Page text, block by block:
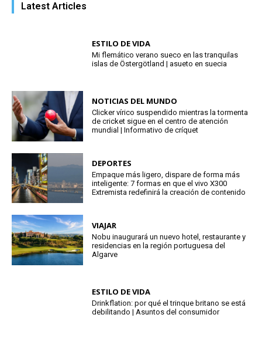
Latest Articles
ESTILO DE VIDA
Mi flemático verano sueco en las tranquilas
islas de Östergötland | asueto en suecia
NOTICIAS DEL MUNDO
Clicker vírico suspendido mientras la tormenta
de cricket sigue en el centro de atención
mundial | Informativo de críquet
DEPORTES
Empaque más ligero, dispare de forma más
inteligente: 7 formas en que el vivo X300
Extremista redefinirá la creación de contenido
VIAJAR
Nobu inaugurará un nuevo hotel, restaurante y
residencias en la región portuguesa del
Algarve
ESTILO DE VIDA
Drinkflation: por qué el trinque britano se está
debilitando | Asuntos del consumidor